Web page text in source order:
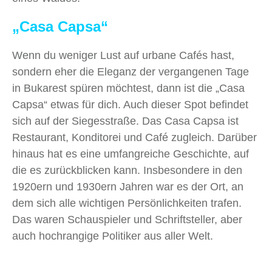
„Casa Capsa“
Wenn du weniger Lust auf urbane Cafés hast,
sondern eher die Eleganz der vergangenen Tage
in Bukarest spüren möchtest, dann ist die „Casa
Capsa“ etwas für dich. Auch dieser Spot befindet
sich auf der Siegesstraße. Das Casa Capsa ist
Restaurant, Konditorei und Café zugleich. Darüber
hinaus hat es eine umfangreiche Geschichte, auf
die es zurückblicken kann. Insbesondere in den
1920ern und 1930ern Jahren war es der Ort, an
dem sich alle wichtigen Persönlichkeiten trafen.
Das waren Schauspieler und Schriftsteller, aber
auch hochrangige Politiker aus aller Welt.